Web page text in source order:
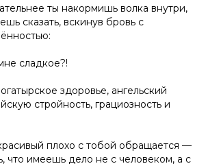
ты накормишь волка внутри,
сказать, вскинув бровь с
сладкое?!
здоровье, ангельский
стройность, грациозность и
плохо с тобой обращается —
что имеешь дело не с человеком, а с